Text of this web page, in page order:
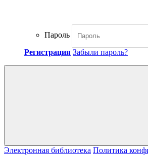
Пароль
Регистрация Забыли пароль?
Электронная библиотека Политика